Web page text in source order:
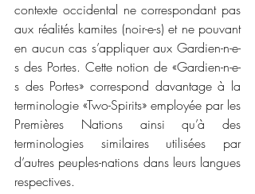
contexte occidental ne correspondant pas
aux réalités kamites (noir-e-s) et ne pouvant
en aucun cas s’appliquer aux Gardien-n-e-
s des Portes. Cette notion de «Gardien-n-e-
s des Portes» correspond davantage à la
terminologie «Two-Spirits» employée par les
Premières Nations ainsi qu’à des
terminologies similaires utilisées par
d’autres peuples-nations dans leurs langues
respectives.